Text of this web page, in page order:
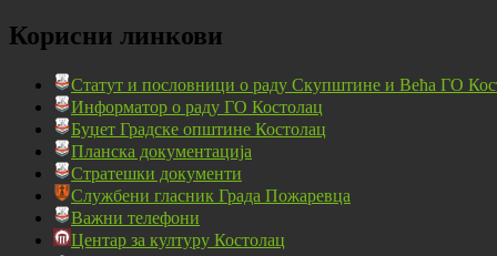
Корисни линкови
Статут и пословници о раду Скупштине и Већа ГО
Информатор о раду ГО Костолац
Буџет Градске општине Костолац
Планска документација
Стратешки документи
Службени гласник Града Пожаревца
Важни телефони
Центар за културу Костолац